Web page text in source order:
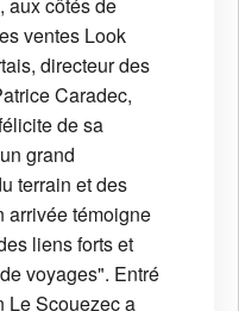
ventes Look
directeur des
Caradec,
de sa
grand
terrain et des
arrivée témoigne
liens forts et
voyages". Entré
Le Scouezec a